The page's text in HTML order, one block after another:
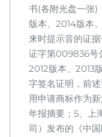
书(各附光盘一张)
版本、2014版本
来时提示音的证
证字第009836号
2012版本、2013
字签名证明，前
用申请商标作为
年报摘要；5、上
司）发布的《中